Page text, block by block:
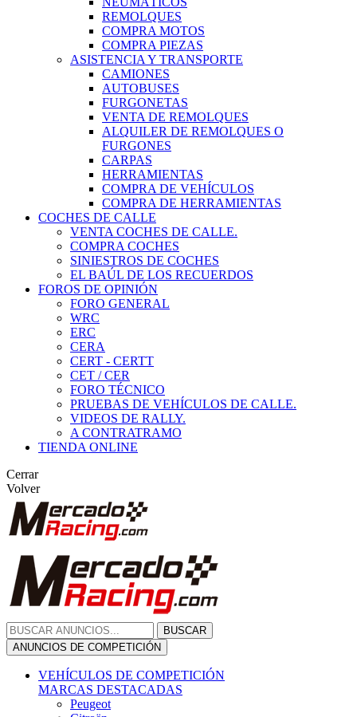
REMOLQUES
COMPRA MOTOS
COMPRA PIEZAS
ASISTENCIA Y TRANSPORTE
CAMIONES
AUTOBUSES
FURGONETAS
VENTA DE REMOLQUES
ALQUILER DE REMOLQUES O
FURGONES
CARPAS
HERRAMIENTAS
COMPRA DE VEHÍCULOS
COMPRA DE HERRAMIENTAS
COCHES DE CALLE
VENTA COCHES DE CALLE.
COMPRA COCHES
SINIESTROS DE COCHES
EL BAÚL DE LOS RECUERDOS
FOROS DE OPINIÓN
FORO GENERAL
WRC
ERC
CERA
CERT - CERTT
CET / CER
FORO TÉCNICO
PRUEBAS DE VEHÍCULOS DE CALLE.
VIDEOS DE RALLY.
A CONTRATRAMO
TIENDA ONLINE
Cerrar
Volver
BUSCAR
ANUNCIOS DE COMPETICIÓN
VEHÍCULOS DE COMPETICIÓN
MARCAS DESTACADAS
Peugeot